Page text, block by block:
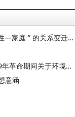
吴真：离家 · 归家 · 筑家——由近代法国 “ 女性—家庭 ” 的关系变迁史论 “ 家 ” 的三重化身
彼得·麦克菲：“农民的误入歧途的贪婪”？1789年革命期间关于环境的流行态度
意涵